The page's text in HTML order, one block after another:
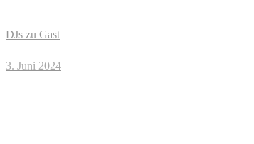
DJs zu Gast
3. Juni 2024